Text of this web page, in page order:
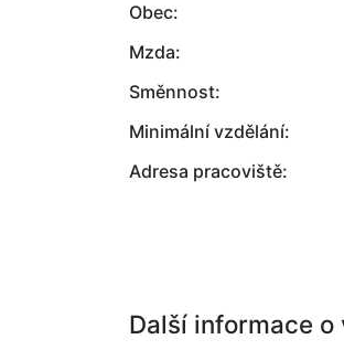
Obec:
Mzda:
Směnnost:
Minimální vzdělání:
Adresa pracoviště:
Další informace o